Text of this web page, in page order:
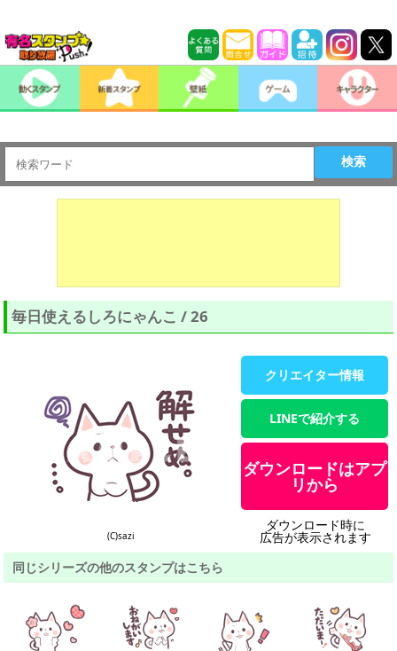
検索
毎日使えるしろにゃんこ / 26
(C)sazi
クリエイター情報
LINEで紹介する
ダウンロードはアプ
リから
ダウンロード時に
広告が表示されます
同じシリーズの他のスタンプはこちら